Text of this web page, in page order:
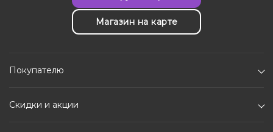
Магазин на карте
Покупателю
Скидки и акции